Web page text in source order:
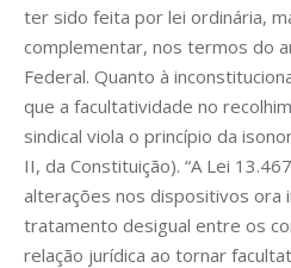
ter sido feita por lei ordinária,
complementar, nos termos do
Federal. Quanto à
que a facultatividade no
sindical viola o princípio da
II, da Constituição). “A Lei
alterações nos dispositivos ora
tratamento desigual entre os
relação jurídica ao tornar